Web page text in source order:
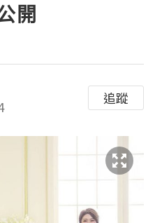
開
追蹤